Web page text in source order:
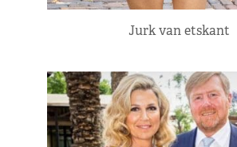
Jurk van etskant